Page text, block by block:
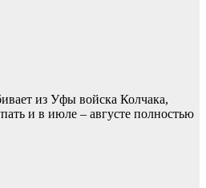
из Уфы войска Колчака,
и в июле – августе полностью